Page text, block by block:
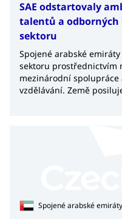
skutečný potenciál k
tomu porozumí a
překoná tyto nástrahy,
nejen dlouhodobého
přítele v neobchodní
partner zůstal doma.
SAE odstartovaly
talentů a odborných
sektoru
Spojené arabské
sektoru prostřednictvím
mezinárodní spolupráce
vzdělávání. Země
Spojené arabské emiráty